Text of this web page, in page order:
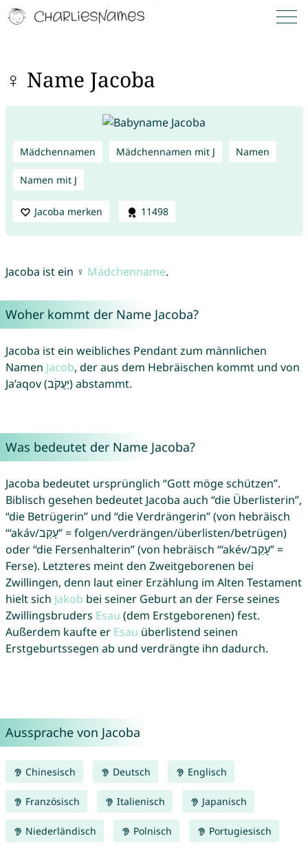
♀ Name Jacoba
Mädchennamen Mädchennamen mit J Namen
Namen mit J
Jacoba merken 11498
Jacoba ist ein ♀ Mädchenname.
Woher kommt der Name Jacoba?
Jacoba ist ein weibliches Pendant zum männlichen
Namen Jacob, der aus dem Hebräischen kommt und von
Ja’aqov (יַעֲקֹב) abstammt.
Was bedeutet der Name Jacoba?
Jacoba bedeutet ursprünglich “Gott möge schützen”.
Biblisch gesehen bedeutet Jacoba auch “die Überlisterin”,
“die Betrügerin” und “die Verdrängerin” (von hebräisch
“‘akáv/עָקַב” = folgen/verdrängen/überlisten/betrügen)
oder “die Fersenhalterin” (von hebräisch “‘akév/עָקֵב” =
Ferse). Letzteres meint den Zweitgeborenen bei
Zwillingen, denn laut einer Erzählung im Alten Testament
hielt sich Jakob bei seiner Geburt an der Ferse seines
Zwillingsbruders Esau (dem Erstgeborenen) fest.
Außerdem kaufte er Esau überlistend seinen
Erstgeburtssegen ab und verdrängte ihn dadurch.
Aussprache von Jacoba
Chinesisch Deutsch Englisch
Französisch Italienisch Japanisch
Niederländisch Polnisch Portugiesisch